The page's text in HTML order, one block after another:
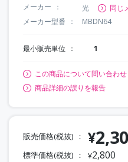
メーカー 光
同じ
メーカー型番
MBDN64
最小販売単位 1
この商品について問い合わせ
商品詳細の誤りを報告
販売価格(税抜) ¥
標準価格(税抜) ¥2,800